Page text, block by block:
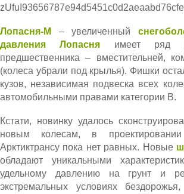
Лопасня-М – увеличенный
давления Лопасня имеет ряд
предшественника – вместительней,
(колеса убрали под крылья). Фишки
кузов, независимая подвеска всех
автомобильными правами категории B.
Кстати, новинку удалось
новым колесам, в
Арктиктрансу пока нет равных. Новые
обладают уникальными
удельному давлению на грунт и
экстремальных условиях